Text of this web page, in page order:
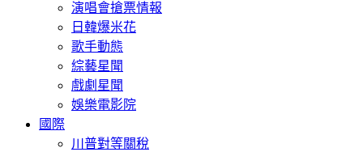
演唱會搶票情報
日韓爆米花
歌手動態
綜藝星聞
戲劇星聞
娛樂電影院
國際
川普對等關稅